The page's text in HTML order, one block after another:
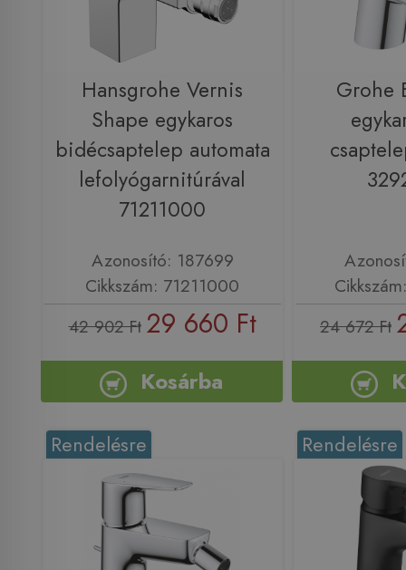
Hansgrohe Vernis
Shape egykaros
bidécsaptelep automata
lefolyógarnitúrával
71211000
Azonosító: 187699
Cikkszám: 71211000
42 902 Ft 29 660 Ft
Kosárba
Grohe
24 672 Ft
Rendelésre Rendelésre